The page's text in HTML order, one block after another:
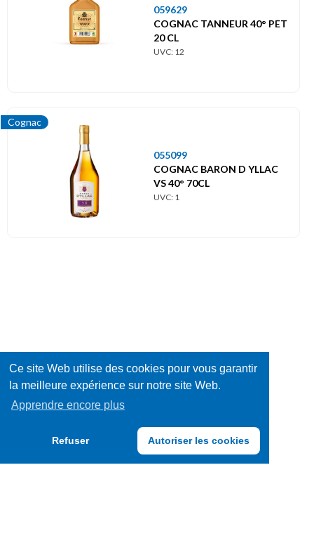
Ce site Web utilise des cookies pour vous garantir
la meilleure expérience sur notre site Web.
Apprendre encore plus
Refuser Autoriser les cookies
059629
COGNAC TANNEUR 40° PET
20 CL
UVC: 12
Cognac
055099
COGNAC BARON D YLLAC
VS 40° 70CL
UVC: 1